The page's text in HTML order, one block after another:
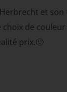
et
de
prix.🙂